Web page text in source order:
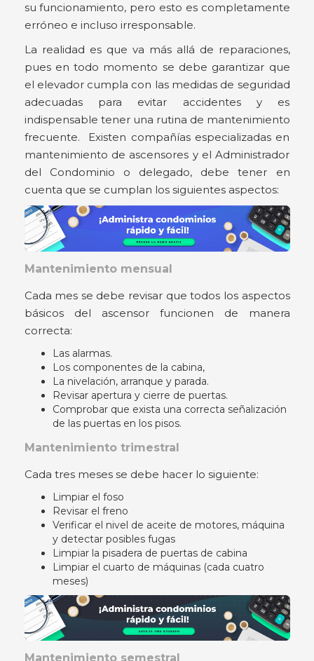
su funcionamiento, pero esto es completamente
erróneo e incluso irresponsable.
La realidad es que va más allá de reparaciones,
pues en todo momento se debe garantizar que
el elevador cumpla con las medidas de seguridad
adecuadas para evitar accidentes y es
indispensable tener una rutina de mantenimiento
frecuente. Existen compañías especializadas en
mantenimiento de ascensores y el Administrador
del Condominio o delegado, debe tener en
cuenta que se cumplan los siguientes aspectos:
Mantenimiento mensual
Cada mes se debe revisar que todos los aspectos
básicos del ascensor funcionen de manera
correcta:
Las alarmas.
Los componentes de la cabina,
La nivelación, arranque y parada.
Revisar apertura y cierre de puertas.
Comprobar que exista una correcta señalización
de las puertas en los pisos.
Mantenimiento trimestral
Cada tres meses se debe hacer lo siguiente:
Limpiar el foso
Revisar el freno
Verificar el nivel de aceite de motores, máquina
y detectar posibles fugas
Limpiar la pisadera de puertas de cabina
Limpiar el cuarto de máquinas (cada cuatro
meses)
Mantenimiento semestral